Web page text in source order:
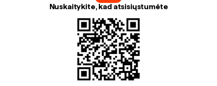
Nuskaitykite, kad atsisiųstumėte